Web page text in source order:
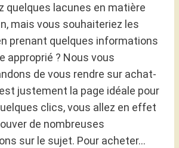
quelques lacunes en matière
mais vous souhaiteriez les
prenant quelques informations
approprié ? Nous vous
de vous rendre sur achat-
justement la page idéale pour
clics, vous allez en effet
de nombreuses
sur le sujet. Pour acheter…